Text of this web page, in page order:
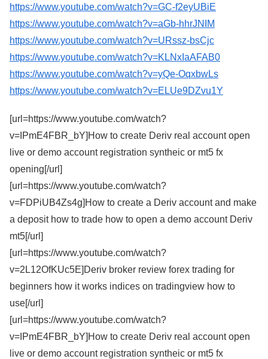
https://www.youtube.com/watch?v=GC-f2eyUBiE
https://www.youtube.com/watch?v=aGb-hhrJNIM
https://www.youtube.com/watch?v=URssz-bsCjc
https://www.youtube.com/watch?v=KLNxIaAFAB0
https://www.youtube.com/watch?v=yQe-OqxbwLs
https://www.youtube.com/watch?v=ELUe9DZvu1Y
[url=https://www.youtube.com/watch?
v=IPmE4FBR_bY]How to create Deriv real account open
live or demo account registration syntheic or mt5 fx
opening[/url]
[url=https://www.youtube.com/watch?
v=FDPiUB4Zs4g]How to create a Deriv account and make
a deposit how to trade how to open a demo account Deriv
mt5[/url]
[url=https://www.youtube.com/watch?
v=2L12OfKUc5E]Deriv broker review forex trading for
beginners how it works indices on tradingview how to
use[/url]
[url=https://www.youtube.com/watch?
v=IPmE4FBR_bY]How to create Deriv real account open
live or demo account registration syntheic or mt5 fx